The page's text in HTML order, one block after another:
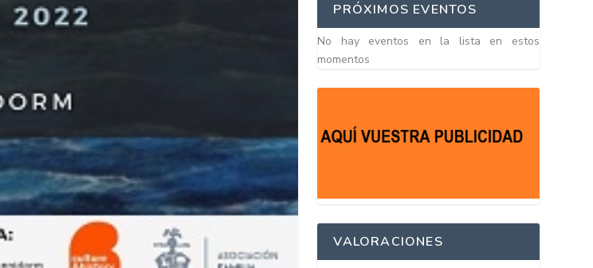
PRÓXIMOS EVENTOS
No hay eventos en la lista en estos
momentos
VALORACIONES